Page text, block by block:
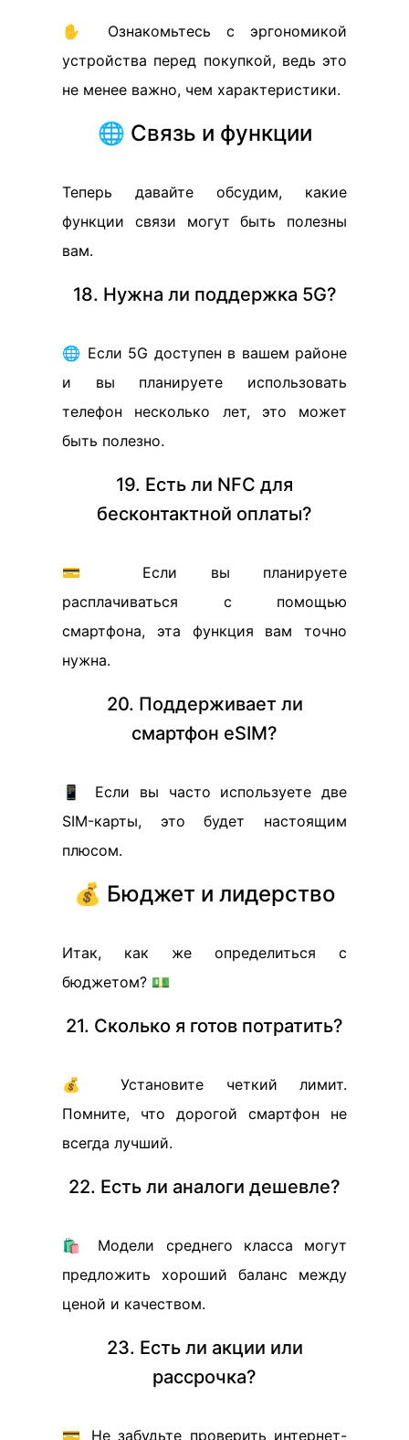
✋ Ознакомьтесь с эргономикой
устройства перед покупкой, ведь это
не менее важно, чем характеристики.
🌐 Связь и функции
Теперь давайте обсудим, какие
функции связи могут быть полезны
вам.
18. Нужна ли поддержка 5G?
🌐 Если 5G доступен в вашем районе
и вы планируете использовать
телефон несколько лет, это может
быть полезно.
19. Есть ли NFC для
бесконтактной оплаты?
💳 Если вы планируете
расплачиваться с помощью
смартфона, эта функция вам точно
нужна.
20. Поддерживает ли
смартфон eSIM?
📱 Если вы часто используете две
SIM-карты, это будет настоящим
плюсом.
💰 Бюджет и лидерство
Итак, как же определиться с
бюджетом? 💵
21. Сколько я готов потратить?
💰 Установите четкий лимит.
Помните, что дорогой смартфон не
всегда лучший.
22. Есть ли аналоги дешевле?
🛍️ Модели среднего класса могут
предложить хороший баланс между
ценой и качеством.
23. Есть ли акции или
рассрочка?
💳 Не забудьте проверить интернет-